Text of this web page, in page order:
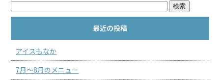
最近の投稿
アイスもなか
7月～8月のメニュー